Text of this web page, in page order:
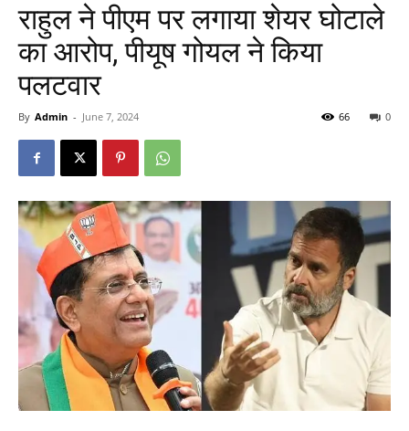
राहुल ने पीएम पर लगाया शेयर घोटाले
का आरोप, पीयूष गोयल ने किया
पलटवार
By Admin - June 7, 2024 0
66